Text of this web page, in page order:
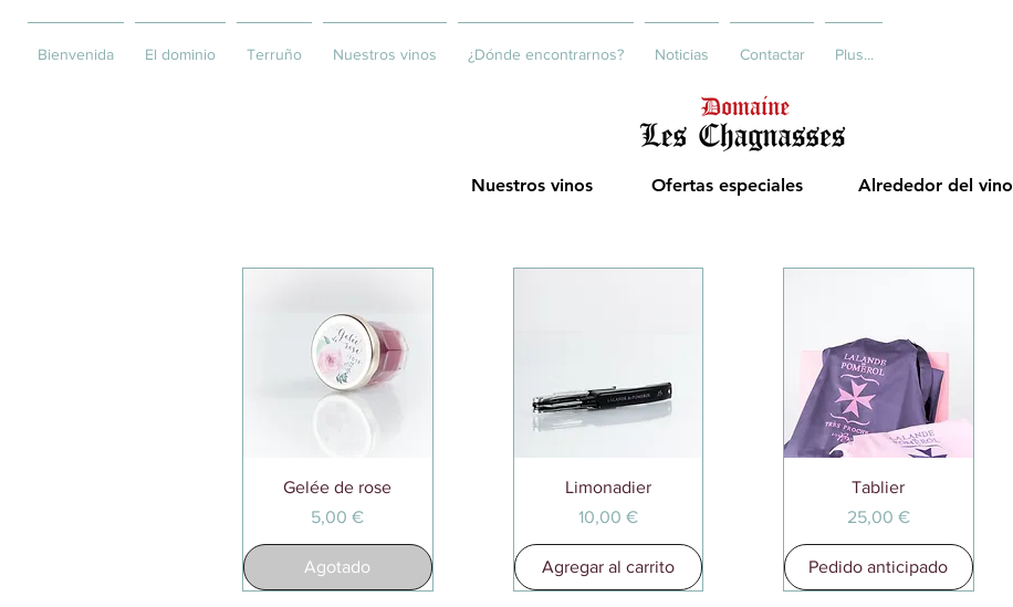
Bienvenida El dominio Terruño Nuestros vinos ¿Dónde encontrarnos? Noticias Contactar Plus...
Nuestros vinos Ofertas especiales Alrededor del vino
Vista rápida
Gelée de rose
Precio
5,00 €
Agotado
Vista rápida
Limonadier
Precio
10,00 €
Agregar al carrito
Vista rápida
Tablier
Precio
25,00 €
Pedido anticipado